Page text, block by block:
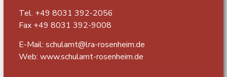
Tel. +49 8031 392-2056
Fax +49 8031 392-9008
E-Mail: schulamt@lra-rosenheim.de
Web: www.schulamt-rosenheim.de